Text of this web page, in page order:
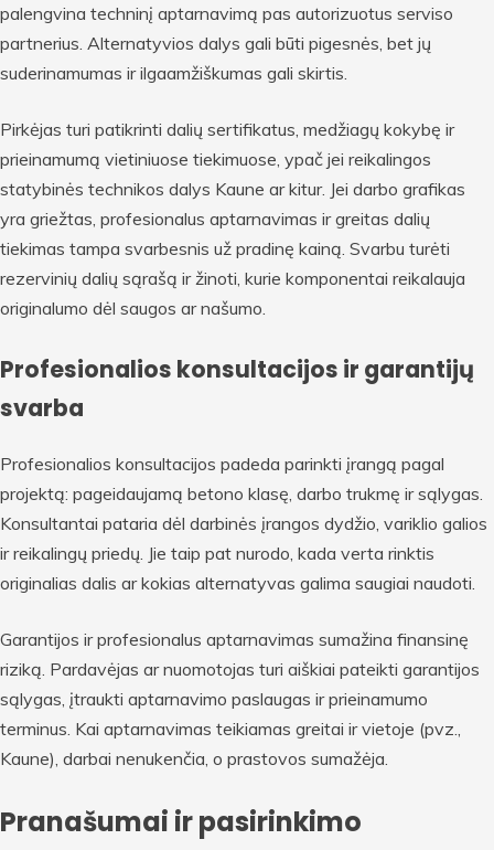
palengvina techninį aptarnavimą pas autorizuotus serviso
partnerius. Alternatyvios dalys gali būti pigesnės, bet jų
suderinamumas ir ilgaamžiškumas gali skirtis.
Pirkėjas turi patikrinti dalių sertifikatus, medžiagų kokybę ir
prieinamumą vietiniuose tiekimuose, ypač jei reikalingos
statybinės technikos dalys Kaune ar kitur. Jei darbo grafikas
yra griežtas, profesionalus aptarnavimas ir greitas dalių
tiekimas tampa svarbesnis už pradinę kainą. Svarbu turėti
rezervinių dalių sąrašą ir žinoti, kurie komponentai reikalauja
originalumo dėl saugos ar našumo.
Profesionalios konsultacijos ir garantijų
svarba
Profesionalios konsultacijos padeda parinkti įrangą pagal
projektą: pageidaujamą betono klasę, darbo trukmę ir sąlygas.
Konsultantai pataria dėl darbinės įrangos dydžio, variklio galios
ir reikalingų priedų. Jie taip pat nurodo, kada verta rinktis
originalias dalis ar kokias alternatyvas galima saugiai naudoti.
Garantijos ir profesionalus aptarnavimas sumažina finansinę
riziką. Pardavėjas ar nuomotojas turi aiškiai pateikti garantijos
sąlygas, įtraukti aptarnavimo paslaugas ir prieinamumo
terminus. Kai aptarnavimas teikiamas greitai ir vietoje (pvz.,
Kaune), darbai nenukenčia, o prastovos sumažėja.
Pranašumai ir pasirinkimo